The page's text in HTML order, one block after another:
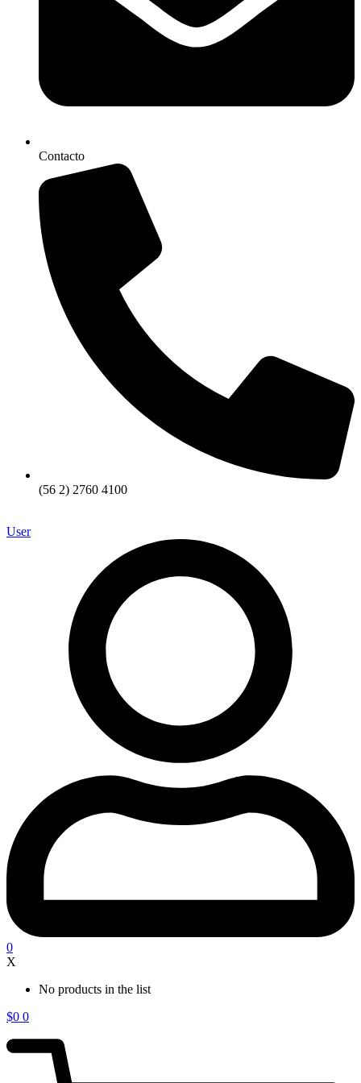
Contacto
(56 2) 2760 4100
User
0
X
No products in the list
$0 0